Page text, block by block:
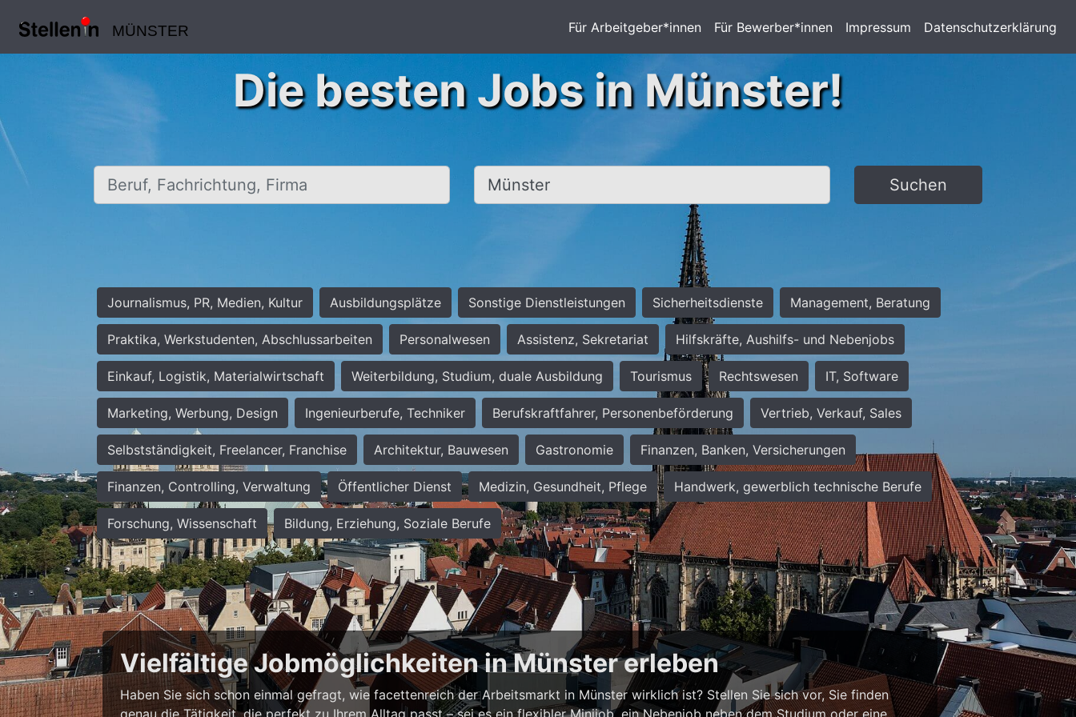
MÜNSTER Für Arbeitgeber*innen Für Bewerber*innen Impressum Datenschutzerklärung
Die besten Jobs in Münster!
Beruf, Fachrichtung, Firma Ort, Stadt Suchen
Journalismus, PR, Medien, Kultur Ausbildungsplätze Sonstige Dienstleistungen Sicherheitsdienste Management, Beratung
Praktika, Werkstudenten, Abschlussarbeiten Personalwesen Assistenz, Sekretariat Hilfskräfte, Aushilfs- und Nebenjobs
Einkauf, Logistik, Materialwirtschaft Weiterbildung, Studium, duale Ausbildung Tourismus Rechtswesen IT, Software
Marketing, Werbung, Design Ingenieurberufe, Techniker Berufskraftfahrer, Personenbeförderung Vertrieb, Verkauf, Sales
Selbstständigkeit, Freelancer, Franchise Architektur, Bauwesen Gastronomie Finanzen, Banken, Versicherungen
Finanzen, Controlling, Verwaltung Öffentlicher Dienst Medizin, Gesundheit, Pflege Handwerk, gewerblich technische Berufe
Forschung, Wissenschaft Bildung, Erziehung, Soziale Berufe
Vielfältige Jobmöglichkeiten in Münster erleben
Haben Sie sich schon einmal gefragt, wie facettenreich der Arbeitsmarkt in Münster wirklich ist? Stellen Sie sich vor, Sie finden